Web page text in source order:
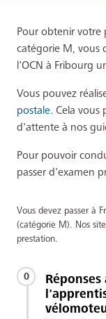
Pour obtenir votre
catégorie M, vous
l'OCN à Fribourg
Vous pouvez
postale. Cela vous
d'attente à nos
Pour pouvoir
passer d'examen
Vous devez passer à
(catégorie M). Nos
prestation.
0